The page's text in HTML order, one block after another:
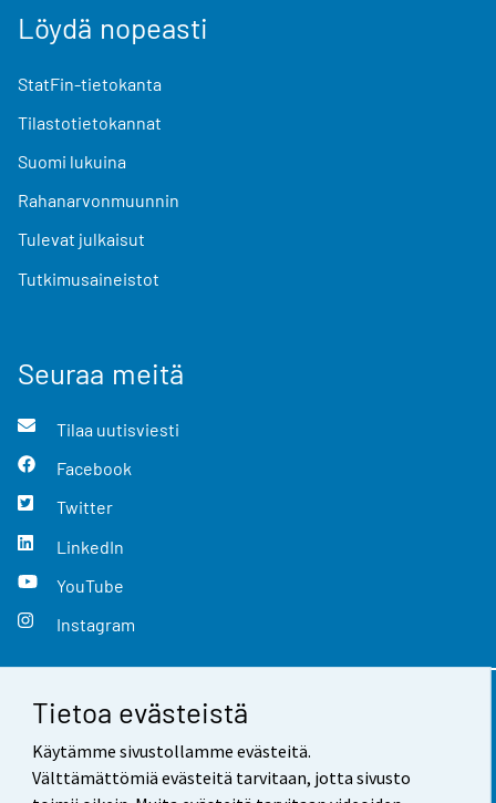
Tietoa evästeistä
Käytämme sivustollamme evästeitä.
Välttämättömiä evästeitä tarvitaan, jotta sivusto
Löydä nopeasti
StatFin-tietokanta
Tilastotietokannat
Suomi lukuina
Rahanarvonmuunnin
Tulevat julkaisut
Tutkimusaineistot
Seuraa meitä
Tilaa uutisviesti
Facebook
Twitter
LinkedIn
YouTube
Instagram
Yhteystiedot
Palaute